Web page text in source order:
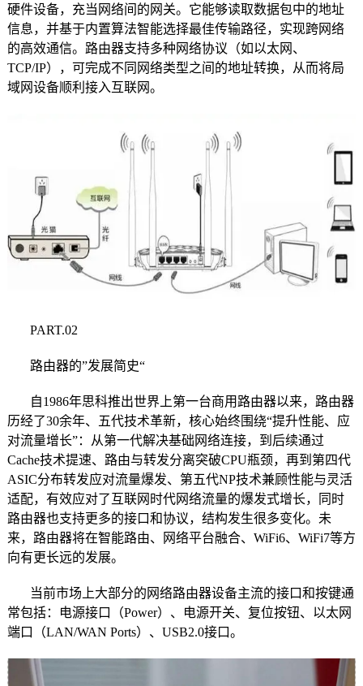
硬件设备，充当网络间的网关。它能够读取数据包中的地址
信息，并基于内置算法智能选择最佳传输路径，实现跨网络
的高效通信。路由器支持多种网络协议（如以太网、
TCP/IP），可完成不同网络类型之间的地址转换，从而将局
域网设备顺利接入互联网。
PART.02
路由器的”发展简史“
自1986年思科推出世界上第一台商用路由器以来，路由器
历经了30余年、五代技术革新，核心始终围绕“提升性能、应
对流量增长”：从第一代解决基础网络连接，到后续通过
Cache技术提速、路由与转发分离突破CPU瓶颈，再到第四代
ASIC分布转发应对流量爆发、第五代NP技术兼顾性能与灵活
适配，有效应对了互联网时代网络流量的爆发式增长，同时
路由器也支持更多的接口和协议，结构发生很多变化。未
来，路由器将在智能路由、网络平台融合、WiFi6、WiFi7等方
向有更长远的发展。
当前市场上大部分的网络路由器设备主流的接口和按键通
常包括：电源接口（Power）、电源开关、复位按钮、以太网
端口（LAN/WAN Ports）、USB2.0接口。